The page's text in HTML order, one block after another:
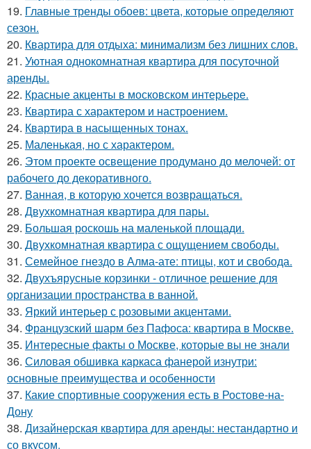
19. Главные тренды обоев: цвета, которые определяют
сезон.
20. Квартира для отдыха: минимализм без лишних слов.
21. Уютная однокомнатная квартира для посуточной
аренды.
22. Красные акценты в московском интерьере.
23. Квартира с характером и настроением.
24. Квартира в насыщенных тонах.
25. Маленькая, но с характером.
26. Этом проекте освещение продумано до мелочей: от
рабочего до декоративного.
27. Ванная, в которую хочется возвращаться.
28. Двухкомнатная квартира для пары.
29. Большая роскошь на маленькой площади.
30. Двухкомнатная квартира с ощущением свободы.
31. Семейное гнездо в Алма-ате: птицы, кот и свобода.
32. Двухъярусные корзинки - отличное решение для
организации пространства в ванной.
33. Яркий интерьер с розовыми акцентами.
34. Французский шарм без Пафоса: квартира в Москве.
35. Интересные факты о Москве, которые вы не знали
36. Силовая обшивка каркаса фанерой изнутри:
основные преимущества и особенности
37. Какие спортивные сооружения есть в Ростове-на-
Дону
38. Дизайнерская квартира для аренды: нестандартно и
со вкусом.